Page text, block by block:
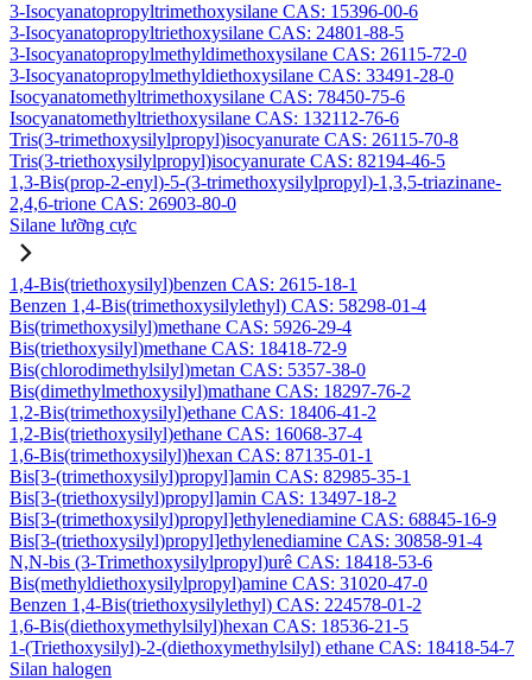
3-Isocyanatopropyltrimethoxysilane CAS: 15396-00-6
3-Isocyanatopropyltriethoxysilane CAS: 24801-88-5
3-Isocyanatopropylmethyldimethoxysilane CAS: 26115-72-0
3-Isocyanatopropylmethyldiethoxysilane CAS: 33491-28-0
Isocyanatomethyltrimethoxysilane CAS: 78450-75-6
Isocyanatomethyltriethoxysilane CAS: 132112-76-6
Tris(3-trimethoxysilylpropyl)isocyanurate CAS: 26115-70-8
Tris(3-triethoxysilylpropyl)isocyanurate CAS: 82194-46-5
1,3-Bis(prop-2-enyl)-5-(3-trimethoxysilylpropyl)-1,3,5-triazinane-
2,4,6-trione CAS: 26903-80-0
Silane lưỡng cực
1,4-Bis(triethoxysilyl)benzen CAS: 2615-18-1
Benzen 1,4-Bis(trimethoxysilylethyl) CAS: 58298-01-4
Bis(trimethoxysilyl)methane CAS: 5926-29-4
Bis(triethoxysilyl)methane CAS: 18418-72-9
Bis(chlorodimethylsilyl)metan CAS: 5357-38-0
Bis(dimethylmethoxysilyl)mathane CAS: 18297-76-2
1,2-Bis(trimethoxysilyl)ethane CAS: 18406-41-2
1,2-Bis(triethoxysilyl)ethane CAS: 16068-37-4
1,6-Bis(trimethoxysilyl)hexan CAS: 87135-01-1
Bis[3-(trimethoxysilyl)propyl]amin CAS: 82985-35-1
Bis[3-(triethoxysilyl)propyl]amin CAS: 13497-18-2
Bis[3-(trimethoxysilyl)propyl]ethylenediamine CAS: 68845-16-9
Bis[3-(triethoxysilyl)propyl]ethylenediamine CAS: 30858-91-4
N,N-bis (3-Trimethoxysilylpropyl)urê CAS: 18418-53-6
Bis(methyldiethoxysilylpropyl)amine CAS: 31020-47-0
Benzen 1,4-Bis(triethoxysilylethyl) CAS: 224578-01-2
1,6-Bis(diethoxymethylsilyl)hexan CAS: 18536-21-5
1-(Triethoxysilyl)-2-(diethoxymethylsilyl) ethane CAS: 18418-54-7
Silan halogen